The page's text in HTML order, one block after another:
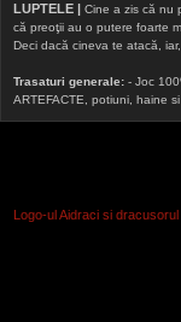
LUPTELE | Cine a zis că nu
că preoţii au o putere foarte
Deci dacă cineva te atacă,
Trasaturi generale: - Joc
ARTEFACTE, potiuni, haine
Logo-ul Aidraci si